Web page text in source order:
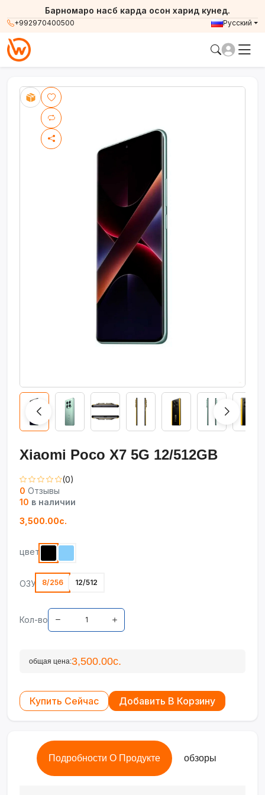
+992970400500
Барномаро насб карда осон харид кунед.
Русский
Xiaomi Poco X7 5G 12/512GB
(0)
0 Отзывы
10 в наличии
3,500.00с.
цвет
ОЗУ 8/256 12/512
Кол-во
общая цена:3,500.00с.
Купить Сейчас Добавить В Корзину
Подробности О Продукте обзоры